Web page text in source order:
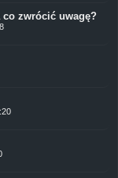
co zwrócić uwagę?